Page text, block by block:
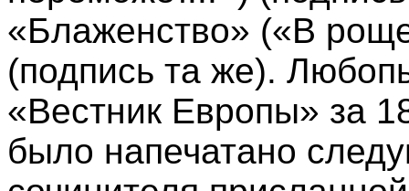
«Блаженство» («В
(подпись та же).
«Вестник Европы» за
было напечатано